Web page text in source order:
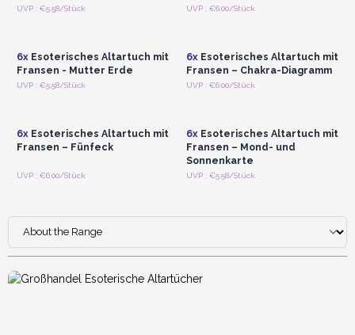
UVP : €5.58/Stück UVP : €6.00/Stück
Anmelden oder
6xEsoterisches Altartuch mit
Fransen - Mutter Erde
UVP : €5.58/Stück
Anmelden oder
6xEsoterisches Altartuch mit
Fransen – Chakra-Diagramm
UVP : €6.00/Stück
Anmelden oder
6xEsoterisches Altartuch mit
Fransen – Fünfeck
UVP : €6.00/Stück
Anmelden oder
6xEsoterisches Altartuch mit
Fransen – Mond- und
Sonnenkarte
UVP : €5.58/Stück